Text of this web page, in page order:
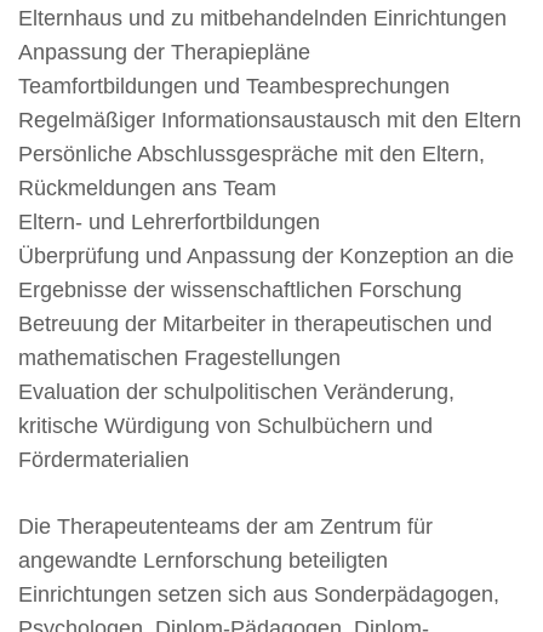
Elternhaus und zu mitbehandelnden Einrichtungen
Anpassung der Therapiepläne
Teamfortbildungen und Teambesprechungen
Regelmäßiger Informationsaustausch mit den Eltern
Persönliche Abschlussgespräche mit den Eltern,
Rückmeldungen ans Team
Eltern- und Lehrerfortbildungen
Überprüfung und Anpassung der Konzeption an die
Ergebnisse der wissenschaftlichen Forschung
Betreuung der Mitarbeiter in therapeutischen und
mathematischen Fragestellungen
Evaluation der schulpolitischen Veränderung,
kritische Würdigung von Schulbüchern und
Fördermaterialien
Die Therapeutenteams der am Zentrum für
angewandte Lernforschung beteiligten
Einrichtungen setzen sich aus Sonderpädagogen,